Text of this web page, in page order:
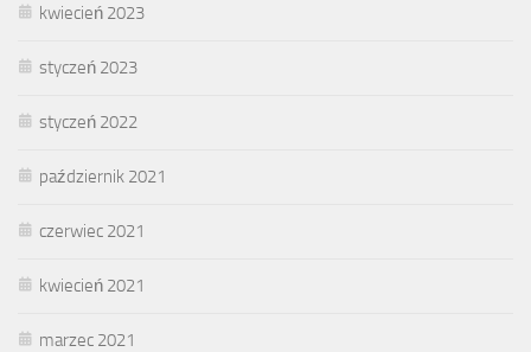
kwiecień 2023
styczeń 2023
styczeń 2022
październik 2021
czerwiec 2021
kwiecień 2021
marzec 2021